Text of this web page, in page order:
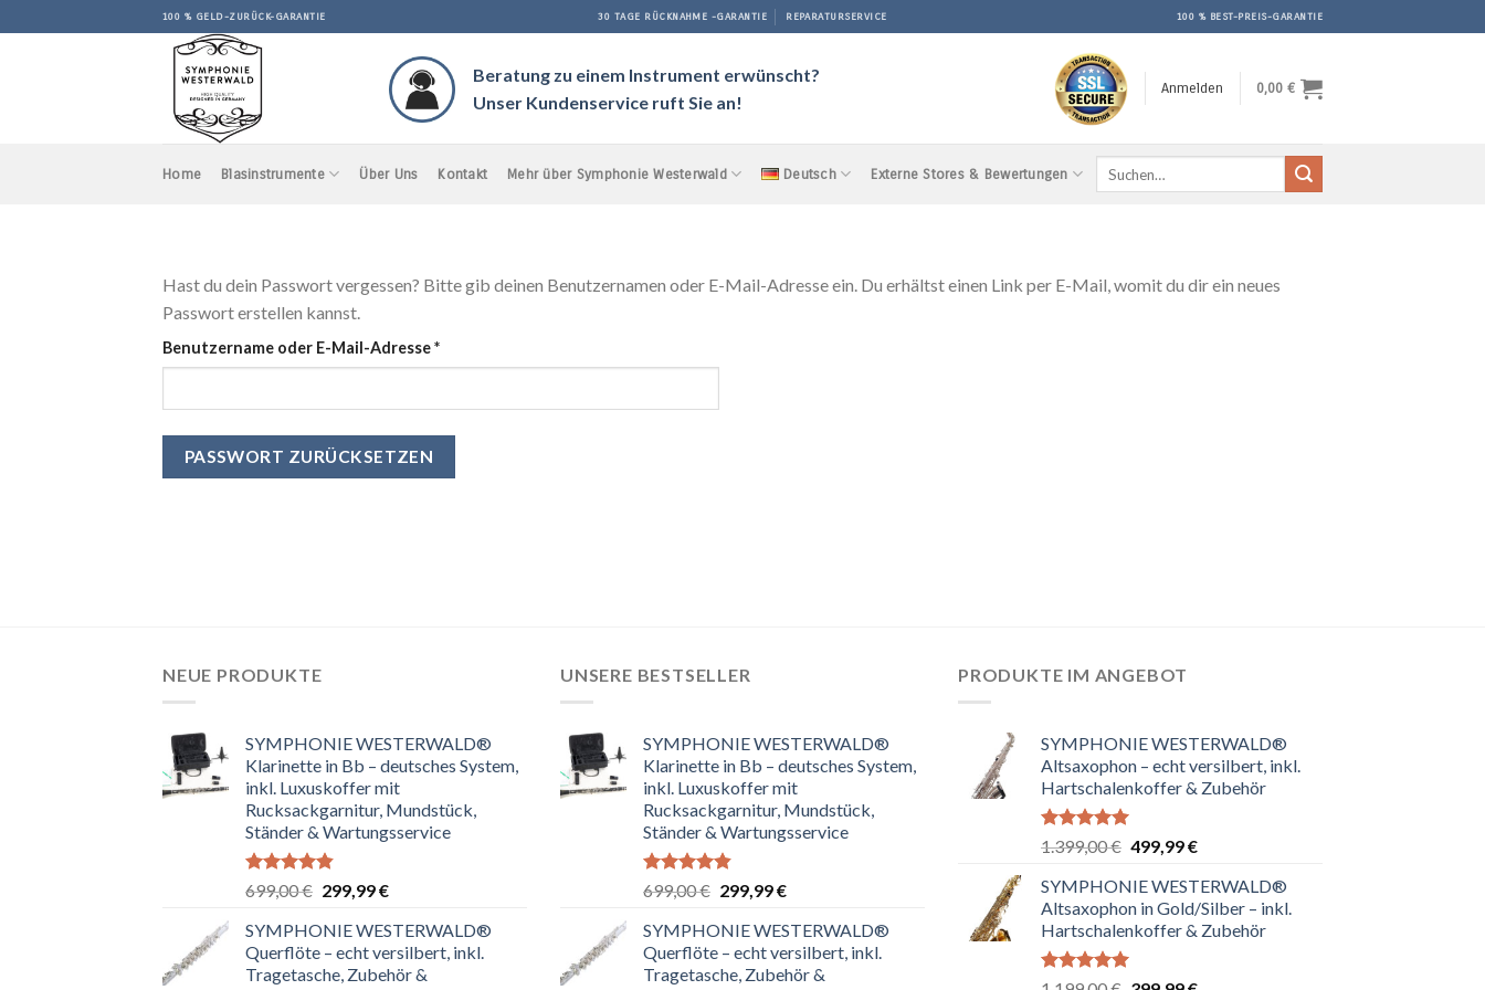
to
100 % GELD-ZURÜCK-GARANTIE 30 TAGE RÜCKNAHME -GARANTIE REPARATURSERVICE 100 % BEST-PREIS-GARANTIE
Beratung zu einem Instrument erwünscht?
Unser Kundenservice ruft Sie an!
Anmelden 0,00 €
Home Blasinstrumente Über Uns Kontakt Mehr über Symphonie Westerwald Deutsch Externe Stores & Bewertungen
Hast du dein Passwort vergessen? Bitte gib deinen Benutzernamen oder E-Mail-Adresse ein. Du erhältst einen Link per E-Mail, womit du dir ein neues
Passwort erstellen kannst.
Benutzername oder E-Mail-Adresse*Erforderlich
PASSWORT ZURÜCKSETZEN
NEUE PRODUKTE
SYMPHONIE WESTERWALD®
Klarinette in Bb – deutsches System,
inkl. Luxuskoffer mit
Rucksackgarnitur, Mundstück,
Ständer & Wartungsservice
Bewertet
4.80
von 5
699,00€ Ursprünglicher
war:
699,00 €
299,99€Aktueller
ist:
299,99 €.
SYMPHONIE WESTERWALD®
Querflöte – echt versilbert, inkl.
Tragetasche, Zubehör &
UNSERE BESTSELLER
SYMPHONIE WESTERWALD®
Klarinette in Bb – deutsches System,
inkl. Luxuskoffer mit
Rucksackgarnitur, Mundstück,
Ständer & Wartungsservice
Bewertet
4.80
von 5
699,00€ Ursprünglicher
war:
699,00 €
299,99€Aktueller
ist:
299,99 €.
SYMPHONIE WESTERWALD®
Querflöte – echt versilbert, inkl.
Tragetasche, Zubehör &
PRODUKTE IM ANGEBOT
SYMPHONIE WESTERWALD®
Altsaxophon – echt versilbert, inkl.
Hartschalenkoffer & Zubehör
Bewertet
5.00
von 5
1.399,00€ Ursprünglicher
war:
1.399,00 €
499,99€Aktueller
ist:
499,99 €.
SYMPHONIE WESTERWALD®
Altsaxophon in Gold/Silber – inkl.
Hartschalenkoffer & Zubehör
Bewertet